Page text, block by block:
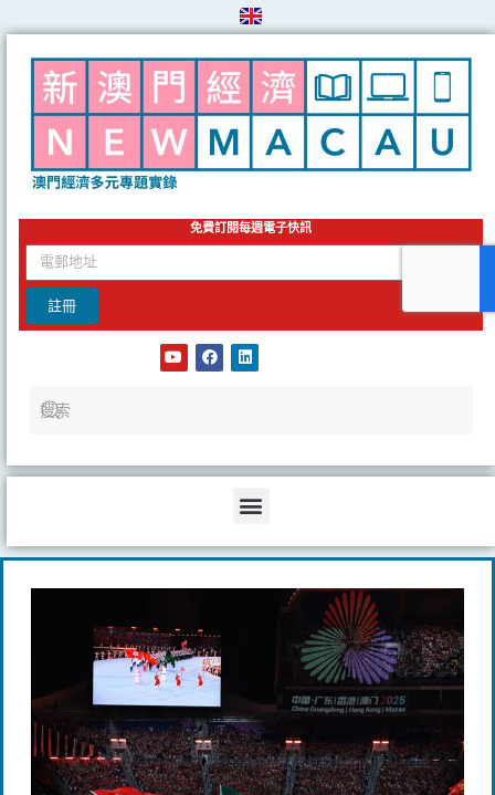
to
content
免費訂閱每週電子快訊
email
註冊
Y
o
F
a
L
i
Menu